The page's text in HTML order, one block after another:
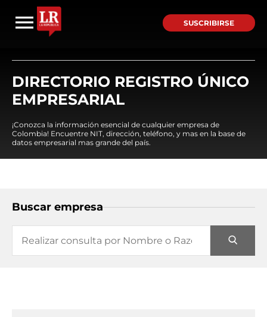
SUSCRIBIRSE
DIRECTORIO REGISTRO ÚNICO
EMPRESARIAL
¡Conozca la información esencial de cualquier empresa de
Colombia! Encuentre NIT, dirección, teléfono, y mas en la base de
datos empresarial mas grande del país.
Buscar empresa